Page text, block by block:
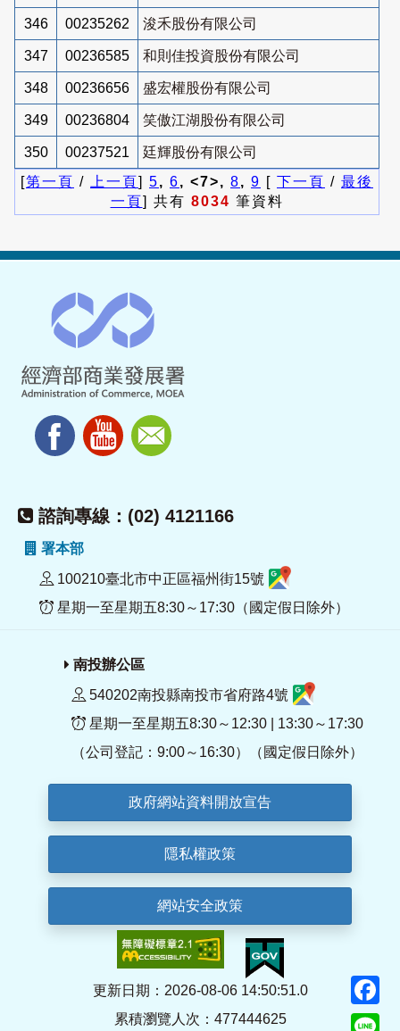
346 00235262 浚禾股份有限公司
347 00236585 和則佳投資股份有限公司
348 00236656 盛宏權股份有限公司
349 00236804 笑傲江湖股份有限公司
350 00237521
廷輝股份有限公司
[第一頁 / 上一頁] 5, 6, <7>, 8, 9 [ 下一頁 / 最後
一頁] 共有 8034 筆資料
諮詢專線：(02) 4121166
署本部
100210臺北市中正區福州街15號
星期一至星期五8:30～17:30（國定假日除外）
南投辦公區
540202南投縣南投市省府路4號
星期一至星期五8:30～12:30 | 13:30～17:30
（公司登記：9:00～16:30）（國定假日除外）
政府網站資料開放宣告
隱私權政策
網站安全政策
更新日期：2026-08-06 14:50:51.0
累積瀏覽人次：477444625